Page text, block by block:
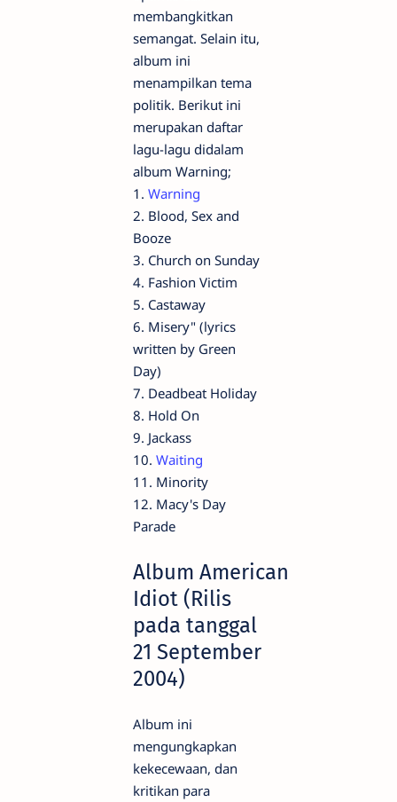
membangkitkan
semangat. Selain itu,
album ini
menampilkan tema
politik. Berikut ini
merupakan daftar
lagu-lagu didalam
album Warning;
1. Warning
2. Blood, Sex and
Booze
3. Church on Sunday
4. Fashion Victim
5. Castaway
6. Misery" (lyrics
written by Green
Day)
7. Deadbeat Holiday
8. Hold On
9. Jackass
10. Waiting
11. Minority
12. Macy's Day
Parade
Album American
Idiot (Rilis
pada tanggal
21 September
2004)
Album ini
mengungkapkan
kekecewaan, dan
kritikan para